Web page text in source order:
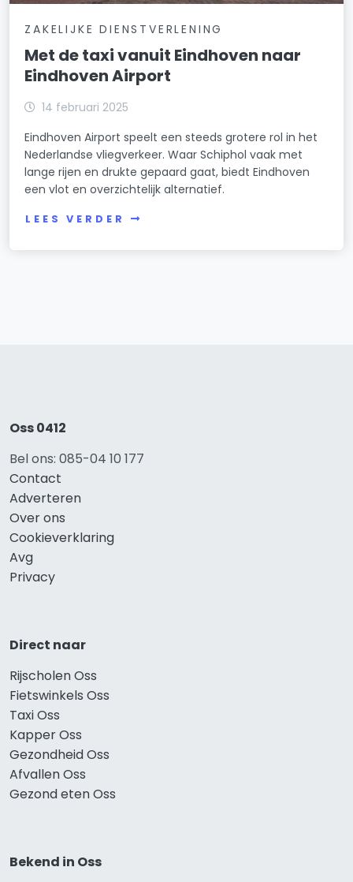
ZAKELIJKE DIENSTVERLENING
Met de taxi vanuit Eindhoven naar
Eindhoven Airport
14 februari 2025
Eindhoven Airport speelt een steeds grotere rol in het
Nederlandse vliegverkeer. Waar Schiphol vaak met
lange rijen en drukte gepaard gaat, biedt Eindhoven
een vlot en overzichtelijk alternatief.
LEES VERDER
Oss 0412
Bel ons: 085-04 10 177
Contact
Adverteren
Over ons
Cookieverklaring
Avg
Privacy
Direct naar
Rijscholen Oss
Fietswinkels Oss
Taxi Oss
Kapper Oss
Gezondheid Oss
Afvallen Oss
Gezond eten Oss
Bekend in Oss